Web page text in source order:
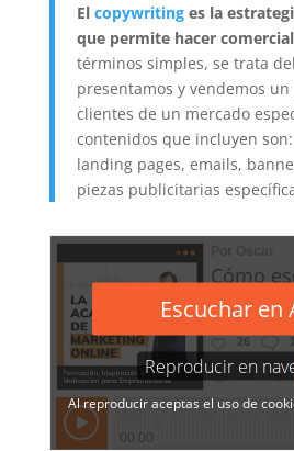
El copywritinges la
que permite hacer
términos simples, se trata
presentamos y vendemos
clientes de un mercado
contenidos que incluyen
landing pages, emails,
piezas publicitarias